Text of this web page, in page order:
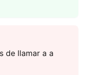
de llamar a a